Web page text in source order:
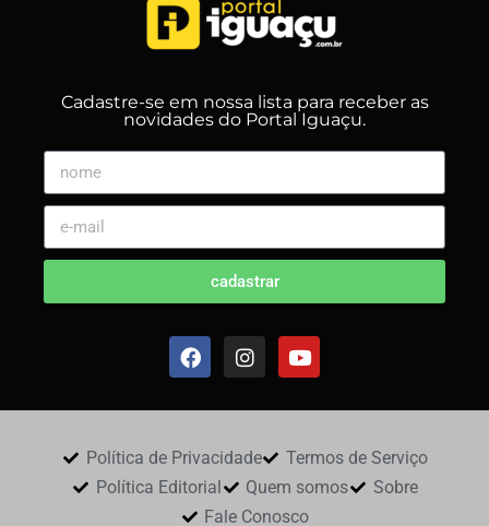
Cadastre-se em nossa lista para receber as
novidades do Portal Iguaçu.
cadastrar
Política de Privacidade
Termos de Serviço
Política Editorial
Quem somos
Sobre
Fale Conosco